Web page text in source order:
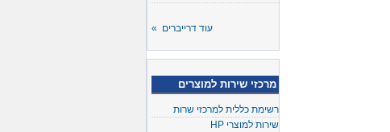
עוד דרייברים »
מרכזי שירות למוצרים
רשימת כללית למרכזי שרות
שירות למוצרי HP